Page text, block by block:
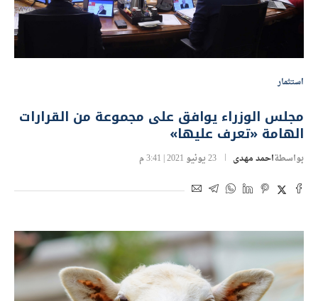
استثمار
مجلس الوزراء يوافق على مجموعة من القرارات
الهامة «تعرف عليها»
بواسطةاحمد مهدى 23 يونيو 2021 | 3:41 م